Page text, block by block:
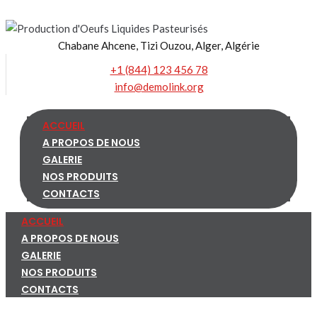
to
Chabane Ahcene, Tizi Ouzou, Alger, Algérie
+1 (844) 123 456 78
info@demolink.org
ACCUEIL
A PROPOS DE NOUS
GALERIE
NOS PRODUITS
CONTACTS
ACCUEIL
A PROPOS DE NOUS
GALERIE
NOS PRODUITS
CONTACTS